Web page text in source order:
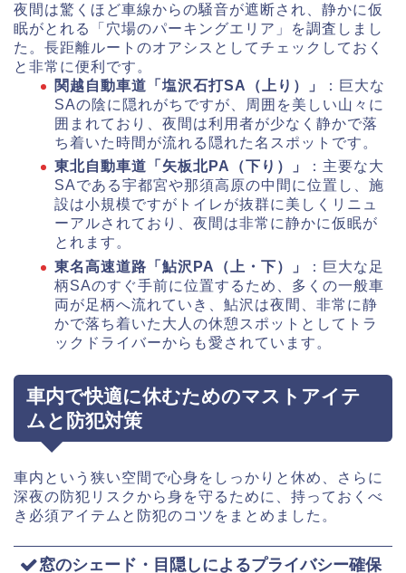
夜間は驚くほど車線からの騒音が遮断され、静かに仮
眠がとれる「穴場のパーキングエリア」を調査しまし
た。長距離ルートのオアシスとしてチェックしておく
と非常に便利です。
関越自動車道「塩沢石打SA（上り）」
：巨大な
SAの陰に隠れがちですが、周囲を美しい山々に
囲まれており、夜間は利用者が少なく静かで落
ち着いた時間が流れる隠れた名スポットです。
東北自動車道「矢板北PA（下り）」
：主要な大
SAである宇都宮や那須高原の中間に位置し、施
設は小規模ですがトイレが抜群に美しくリニュ
ーアルされており、夜間は非常に静かに仮眠が
とれます。
東名高速道路「鮎沢PA（上・下）」
：巨大な足
柄SAのすぐ手前に位置するため、多くの一般車
両が足柄へ流れていき、鮎沢は夜間、非常に静
かで落ち着いた大人の休憩スポットとしてトラ
ックドライバーからも愛されています。
車内で快適に休むためのマストアイテ
ムと防犯対策
車内という狭い空間で心身をしっかりと休め、さらに
深夜の防犯リスクから身を守るために、持っておくべ
き必須アイテムと防犯のコツをまとめました。
窓のシェード・目隠しによるプライバシー確保